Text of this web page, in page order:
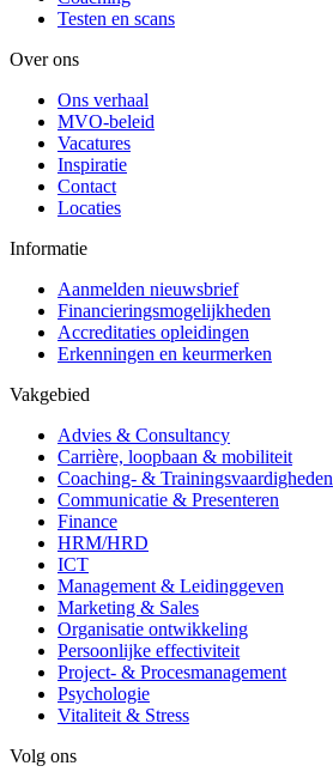
Testen en scans
Over ons
Ons verhaal
MVO-beleid
Vacatures
Inspiratie
Contact
Locaties
Informatie
Aanmelden nieuwsbrief
Financieringsmogelijkheden
Accreditaties opleidingen
Erkenningen en keurmerken
Vakgebied
Advies & Consultancy
Carrière, loopbaan & mobiliteit
Coaching- & Trainingsvaardigheden
Communicatie & Presenteren
Finance
HRM/HRD
ICT
Management & Leidinggeven
Marketing & Sales
Organisatie ontwikkeling
Persoonlijke effectiviteit
Project- & Procesmanagement
Psychologie
Vitaliteit & Stress
Volg ons